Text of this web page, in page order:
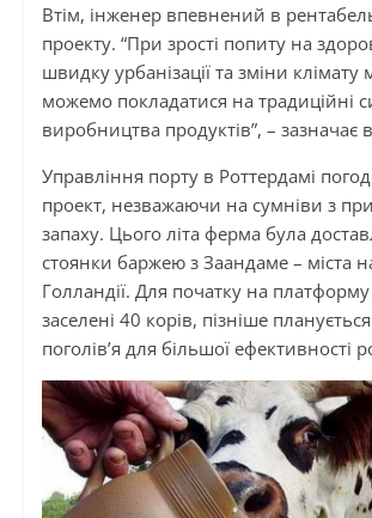
Втім, інженер впевнений в
проекту. “При зрості попиту на
швидку урбанізації та зміни
можемо покладатися на традиційні
виробництва продуктів”, – зазначає
Управління порту в Роттердамі
проект, незважаючи на сумніви з
запаху. Цього літа ферма була
стоянки баржею з Заандаме – міста
Голландії. Для початку на
заселені 40 корів, пізніше
поголів’я для більшої ефективності